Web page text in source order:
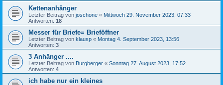
Kettenanhänger
Letzter Beitrag von joschone « Mittwoch 29. November 2023, 07:33
Antworten: 18
Messer für Briefe= Brieföffner
Letzter Beitrag von klausp « Montag 4. September 2023, 13:56
Antworten: 3
3 Anhänger ....
Letzter Beitrag von Burgberger « Sonntag 27. August 2023, 17:52
Antworten: 4
ich habe nur ein kleines